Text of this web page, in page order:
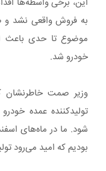
به فروش واقعی نشد
موضوع تا حدی باعث
خودرو شد.
وزیر صمت خاطرنشان
تولیدکننده عمده
شود. ما در ماه‌های
بودیم که امید می‌رود